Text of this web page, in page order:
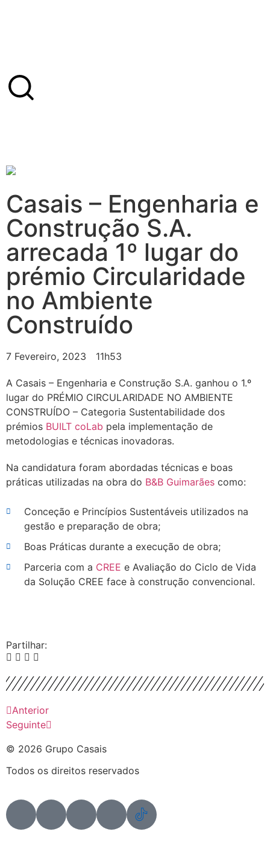
Casais – Engenharia e
Construção S.A.
arrecada 1º lugar do
prémio Circularidade
no Ambiente
Construído
7 Fevereiro, 2023 11h53
A Casais – Engenharia e Construção S.A. ganhou o 1.º
lugar do PRÉMIO CIRCULARIDADE NO AMBIENTE
CONSTRUÍDO – Categoria Sustentabilidade dos
prémios BUILT coLab pela implementação de
metodologias e técnicas inovadoras.
Na candidatura foram abordadas técnicas e boas
práticas utilizadas na obra do B&B Guimarães como:
Conceção e Princípios Sustentáveis utilizados na
gestão e preparação de obra;
Boas Práticas durante a execução de obra;
Parceria com a CREE e Avaliação do Ciclo de Vida
da Solução CREE face à construção convencional.
Partilhar:
Anterior
Seguinte
© 2026 Grupo Casais
Todos os direitos reservados